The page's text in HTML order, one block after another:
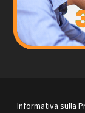
Informativa sulla